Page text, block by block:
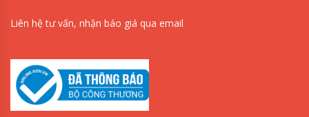
Liên hệ tư vấn, nhận báo giá qua email